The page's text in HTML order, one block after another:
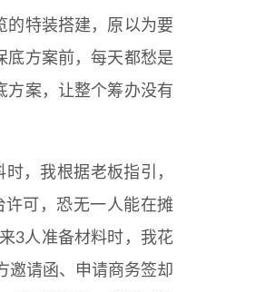
的特装搭建，原以为要
底方案前，每天都愁是
案，让整个筹办没有
，我根据老板指引，
许可，恐无一人能在摊
3人准备材料时，我花
邀请函、申请商务签却